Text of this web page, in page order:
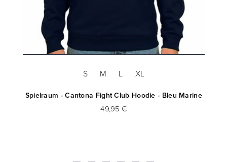
S M L XL
Spielraum - Cantona Fight Club Hoodie - Bleu Marine
49,95 €